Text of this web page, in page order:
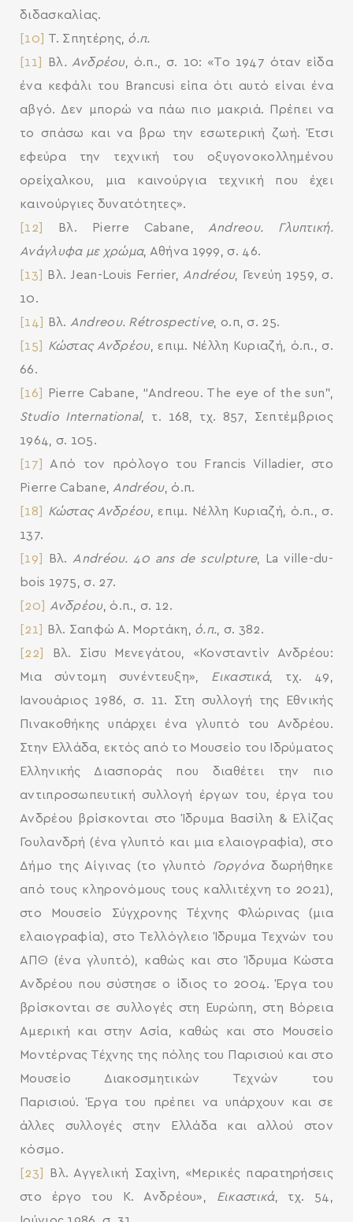
διδασκαλίας.
[10]
Τ. Σπητέρης, ό.π.
[11]
Βλ. Ανδρέου , ό.π., σ. 10: «Το 1947 όταν είδα
ένα κεφάλι του Brancusi είπα ότι αυτό είναι ένα
αβγό. Δεν μπορώ να πάω πιο μακριά. Πρέπει να
το σπάσω και να βρω την εσωτερική ζωή. Έτσι
εφεύρα την τεχνική του οξυγονοκολλημένου
ορείχαλκου, μια καινούργια τεχνική που έχει
καινούργιες δυνατότητες».
[12]
Βλ. Pierre Cabane, Andreou. Γλυπτική.
Ανάγλυφα με χρώμα, Αθήνα 1999, σ. 46.
[13]
Βλ. Jean-Louis Ferrier, Andréou, Γενεύη 1959, σ.
10.
[14]
Βλ. Andreou. Rétrospective, ο.π, σ. 25.
[15]
Κώστας Ανδρέου , επιμ. Νέλλη Κυριαζή, ό.π., σ.
66.
[16]
Pierre Cabane, “Andreou. The eye of the sun”,
Studio International, τ. 168, τχ. 857, Σεπτέμβριος
1964, σ. 105.
[17]
Από τον πρόλογο του Francis Villadier, στο
Pierre Cabane,
Andréou, ό.π.
[18]
Κώστας Ανδρέου , επιμ. Νέλλη Κυριαζή, ό.π., σ.
137.
[19]
Βλ. Andréou. 40 ans de sculpture, La ville-du-
bois 1975, σ. 27.
[20]
Ανδρέου , ό.π., σ. 12.
[21]
Βλ. Σαπφώ Α. Μορτάκη, ό.π. , σ. 382.
[22]
Βλ. Σίσυ Μενεγάτου, «Κονσταντίν Ανδρέου:
Μια σύντομη συνέντευξη»,
Εικαστικά, τχ. 49,
Ιανουάριος 1986, σ. 11. Στη συλλογή της Εθνικής
Πινακοθήκης υπάρχει ένα γλυπτό του Ανδρέου.
Στην Ελλάδα, εκτός από το Μουσείο του Ιδρύματος
Ελληνικής Διασποράς που διαθέτει την πιο
αντιπροσωπευτική συλλογή έργων του, έργα του
Ανδρέου βρίσκονται στο Ίδρυμα Βασίλη & Ελίζας
Γουλανδρή (ένα γλυπτό και μια ελαιογραφία), στο
Δήμο της Αίγινας (το γλυπτό
Γοργόνα δωρήθηκε
από τους κληρονόμους τους καλλιτέχνη το 2021),
στο Μουσείο Σύγχρονης Τέχνης Φλώρινας (μια
ελαιογραφία), στο Τελλόγλειο Ίδρυμα Τεχνών του
ΑΠΘ (ένα γλυπτό), καθώς και στο Ίδρυμα Κώστα
Ανδρέου που σύστησε ο ίδιος το 2004. Έργα του
βρίσκονται σε συλλογές στη Ευρώπη, στη Βόρεια
Αμερική και στην Ασία, καθώς και στο Μουσείο
Μοντέρνας Τέχνης της πόλης του Παρισιού και στο
Μουσείο Διακοσμητικών Τεχνών του
Παρισιού. Έργα του πρέπει να υπάρχουν και σε
άλλες συλλογές στην Ελλάδα και αλλού στον
κόσμο.
[23]
Βλ. Αγγελική Σαχίνη, «Μερικές παρατηρήσεις
στο έργο του Κ. Ανδρέου»,
Εικαστικά, τχ. 54,